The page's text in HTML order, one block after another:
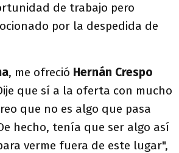
de trabajo pero
por la despedida de
, me ofreció Hernán Crespo
que sí a la oferta con mucho
que no es algo que pasa
hecho, tenía que ser algo así
verme fuera de este lugar",